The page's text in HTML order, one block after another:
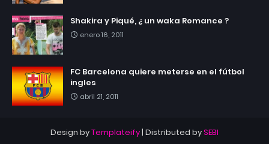
Shakira y Piqué, ¿ un waka Romance ?
enero 16, 2011
FC Barcelona quiere meterse en el fútbol
ingles
abril 21, 2011
Design byTemplateify| Distributed bySEBI